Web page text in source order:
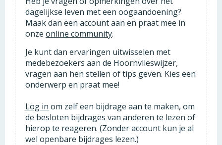
dagelijkse leven met een oogaandoening?
Maak dan een account aan en praat mee in
onze online community.
Je kunt dan ervaringen uitwisselen met
medebezoekers aan de Hoornvlieswijzer,
vragen aan hen stellen of tips geven. Kies een
onderwerp en praat mee!
Log in om zelf een bijdrage aan te maken, om
de besloten bijdrages van anderen te lezen of
hierop te reageren. (Zonder account kun je al
wel openbare bijdrages lezen.)